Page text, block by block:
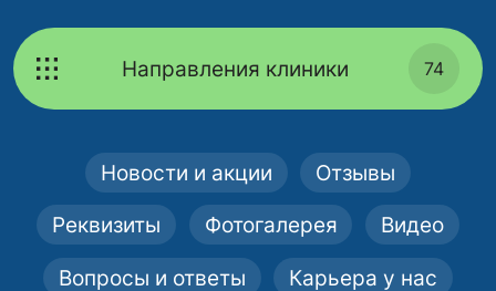
Направления клиники 74
Новости и акции Отзывы
Реквизиты Фотогалерея Видео
Вопросы и ответы Карьера у нас